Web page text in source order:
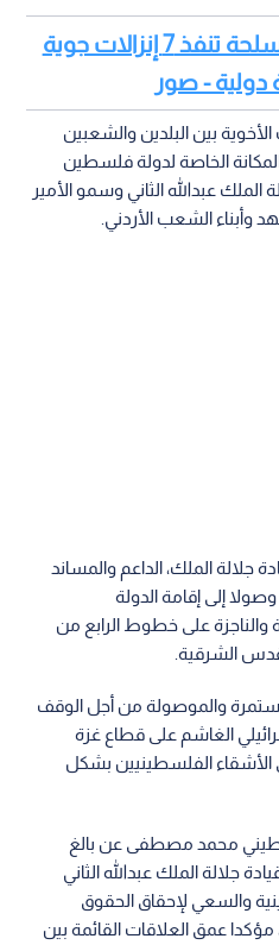
اقرأ أيضا : القوات المسلحة تنفذ 7 إنزالات جوية
- صور
بين البلدين والشعبين
الخاصة لدولة فلسطين
عبدالله الثاني وسمو الأمير
وأبناء الشعب الأردني.
جلالة الملك، الداعم والمساند
إلى إقامة الدولة
والناجزة على خطوط الرابع من
والموصولة من أجل الوقف
الغاشم على قطاع غزة
الأشقاء الفلسطينيين بشكل
محمد مصطفى عن بالغ
جلالة الملك عبدالله الثاني
والسعي لإحقاق الحقوق
عمق العلاقات القائمة بين